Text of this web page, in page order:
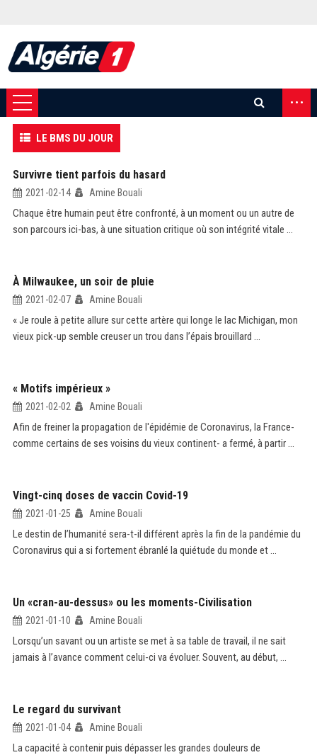
...
LE BMS DU JOUR
Survivre tient parfois du hasard
2021-02-14 Amine Bouali
Chaque être humain peut être confronté, à un moment ou un autre de
son parcours ici-bas, à une situation critique où son intégrité vitale ...
À Milwaukee, un soir de pluie
2021-02-07 Amine Bouali
« Je roule à petite allure sur cette artère qui longe le lac Michigan, mon
vieux pick-up semble creuser un trou dans l’épais brouillard ...
« Motifs impérieux »
2021-02-02 Amine Bouali
Afin de freiner la propagation de l'épidémie de Coronavirus, la France-
comme certains de ses voisins du vieux continent- a fermé, à partir ...
Vingt-cinq doses de vaccin Covid-19
2021-01-25 Amine Bouali
Le destin de l’humanité sera-t-il différent après la fin de la pandémie du
Coronavirus qui a si fortement ébranlé la quiétude du monde et ...
Un «cran-au-dessus» ou les moments-Civilisation
2021-01-10 Amine Bouali
Lorsqu’un savant ou un artiste se met à sa table de travail, il ne sait
jamais à l’avance comment celui-ci va évoluer. Souvent, au début, ...
Le regard du survivant
2021-01-04 Amine Bouali
La capacité à contenir puis dépasser les grandes douleurs de